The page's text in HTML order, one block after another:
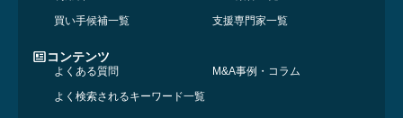
買い手候補一覧
支援専門家一覧
コンテンツ
よくある質問
M&A事例・コラム
よく検索されるキーワード一覧